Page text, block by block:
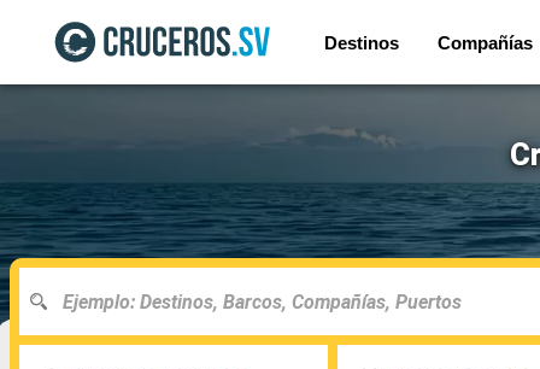
Destinos Compañías